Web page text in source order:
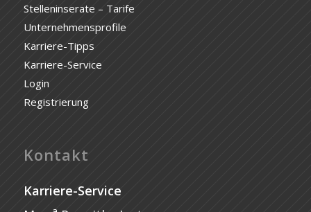
Stelleninserate – Tarife
Unternehmensprofile
Karriere-Tipps
Karriere-Service
Login
Registrierung
Kontakt
Karriere-Service